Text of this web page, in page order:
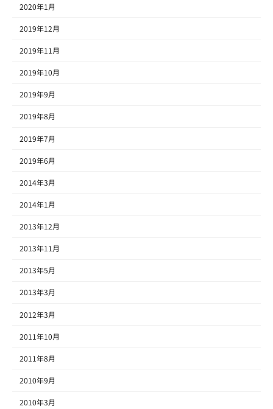
2020年1月
2019年12月
2019年11月
2019年10月
2019年9月
2019年8月
2019年7月
2019年6月
2014年3月
2014年1月
2013年12月
2013年11月
2013年5月
2013年3月
2012年3月
2011年10月
2011年8月
2010年9月
2010年3月